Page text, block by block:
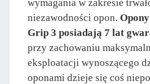
wymagania w zakresie
niezawodności opon.
Grip 3 posiadają 7 lat
przy zachowaniu
eksploatacji wynoszącego
oponami dzieje się coś